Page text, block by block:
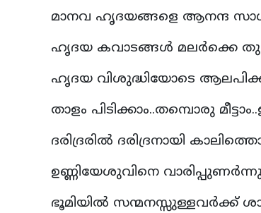
മാനവ ഹൃദയങ്ങളെ ആനന്ദ
ഹൃദയ കവാടങ്ങള്‍ മലര്‍ക്കെ
ഹൃദയ വിശുദ്ധിയോടെ
താളം പിടിക്കാം..തമ്പൊരു
ദരിദ്രരില്‍ ദരിദ്രനായി
ഉണ്ണിയേശുവിനെ വാരിപ്പുണര്‍ന്നു
ഭൂമിയില്‍ സന്മനസ്സുള്ളവര്‍ക്ക്